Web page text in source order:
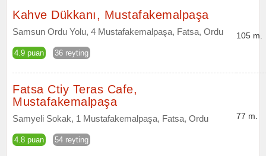
Kahve Dükkanı, Mustafakemalpaşa
Samsun Ordu Yolu, 4 Mustafakemalpaşa, Fatsa, Ordu
4.9 puan 36 reyting
105 m.
Fatsa Ctiy Teras Cafe,
Mustafakemalpaşa
Samyeli Sokak, 1 Mustafakemalpaşa, Fatsa, Ordu
4.8 puan 54 reyting
77 m.